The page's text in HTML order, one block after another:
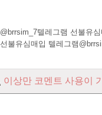
@brrsim_7텔레그램 선불유
선불유심매입 텔레그램
이상만 코멘트 사용이